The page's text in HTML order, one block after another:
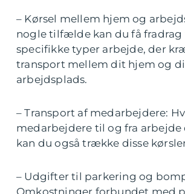
– Kørsel mellem hjem og
nogle tilfælde kan du få fradrag
specifikke typer arbejde, der
transport mellem dit hjem og
arbejdsplads.
– Transport af medarbejdere:
medarbejdere til og fra arbejde
kan du også trække disse
– Udgifter til parkering og